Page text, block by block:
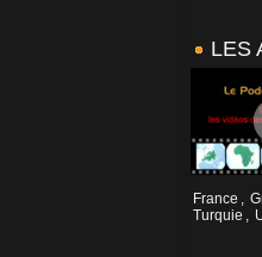
LES
France ,
Turquie ,